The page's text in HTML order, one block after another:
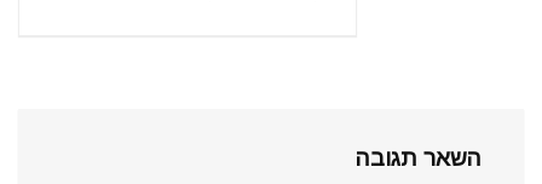
השאר תגובה